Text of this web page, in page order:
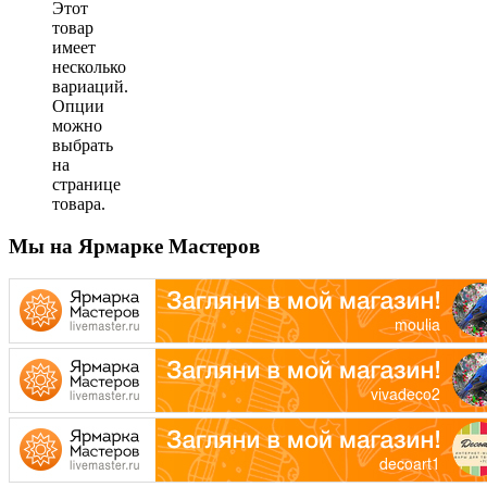
Этот
товар
имеет
несколько
вариаций.
Опции
можно
выбрать
на
странице
товара.
Мы на Ярмарке Мастеров